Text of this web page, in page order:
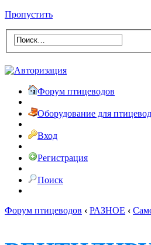
Пропустить
Форум птицеводов
Оборудование для
Вход
Регистрация
Поиск
Форум птицеводов ‹ РАЗНОЕ ‹